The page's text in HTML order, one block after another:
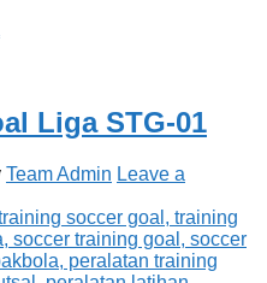
Liga STG-01
Team Admin Leave a